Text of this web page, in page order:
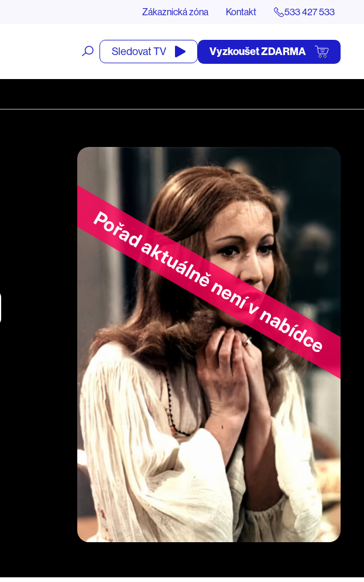
Zákaznická zóna Kontakt 533 427 533
Otevřít
vyhledávání
Sledovat TV Vyzkoušet ZDARMA
Pořad aktuálně není v nabídce